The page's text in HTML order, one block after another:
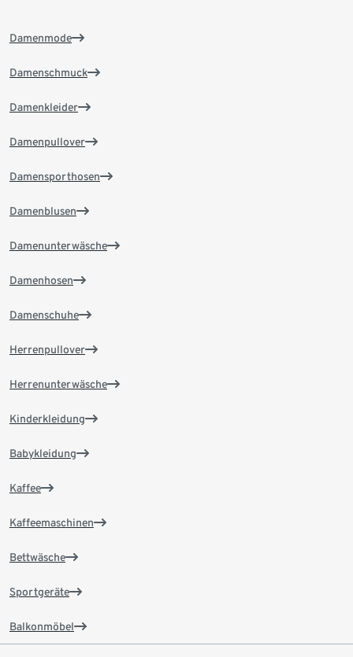
Damenmode
Damenschmuck
Damenkleider
Damenpullover
Damensporthosen
Damenblusen
Damenunterwäsche
Damenhosen
Damenschuhe
Herrenpullover
Herrenunterwäsche
Kinderkleidung
Babykleidung
Kaffee
Kaffeemaschinen
Bettwäsche
Sportgeräte
Balkonmöbel